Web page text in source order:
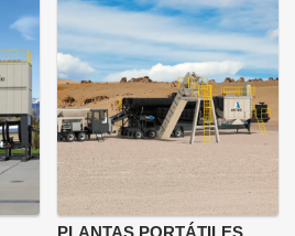
PLANTAS PORTÁTILES